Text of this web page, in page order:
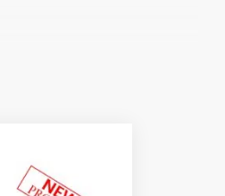
eignen. Unsere Diesel-
und Haltbarkeit bieten.